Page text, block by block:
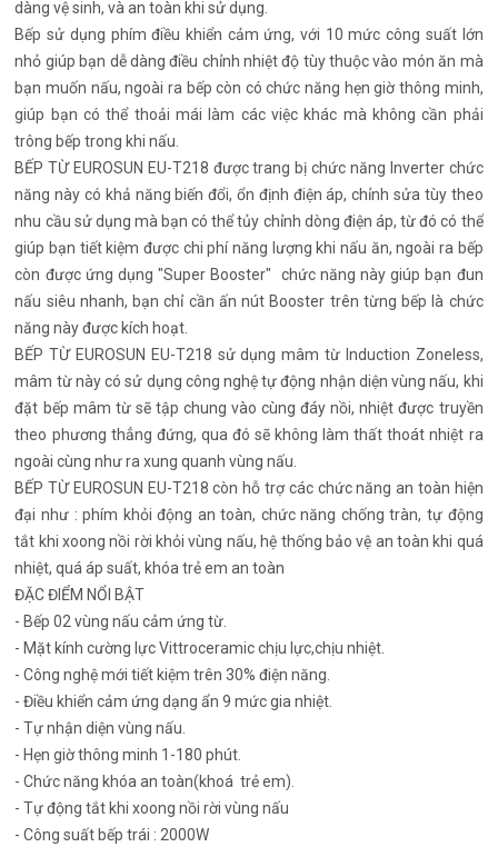
dàng vệ sinh, và an toàn khi sử dụng.
Bếp sử dụng phím điều khiển cảm ứng, với 10 mức công suất lớn
nhỏ giúp bạn dễ dàng điều chỉnh nhiệt độ tùy thuộc vào món ăn mà
bạn muốn nấu, ngoài ra bếp còn có chức năng hẹn giờ thông minh,
giúp bạn có thể thoải mái làm các việc khác mà không cần phải
trông bếp trong khi nấu.
BẾP TỪ EUROSUN EU-T218 được trang bị chức năng Inverter chức
năng này có khả năng biến đổi, ổn định điện áp, chỉnh sửa tùy theo
nhu cầu sử dụng mà bạn có thể tủy chỉnh dòng điện áp, từ đó có thể
giúp bạn tiết kiệm được chi phí năng lượng khi nấu ăn, ngoài ra bếp
còn được ứng dụng "Super Booster" chức năng này giúp bạn đun
nấu siêu nhanh, bạn chỉ cần ấn nút Booster trên từng bếp là chức
năng này được kích hoạt.
BẾP TỪ EUROSUN EU-T218 sử dụng mâm từ Induction Zoneless,
mâm từ này có sử dụng công nghệ tự động nhận diện vùng nấu, khi
đặt bếp mâm từ sẽ tập chung vào cùng đáy nồi, nhiệt được truyền
theo phương thẳng đứng, qua đó sẽ không làm thất thoát nhiệt ra
ngoài cùng như ra xung quanh vùng nấu.
BẾP TỪ EUROSUN EU-T218 còn hỗ trợ các chức năng an toàn hiện
đại như : phím khỏi động an toàn, chức năng chống tràn, tự động
tắt khi xoong nồi rời khỏi vùng nấu, hệ thống bảo vệ an toàn khi quá
nhiệt, quá áp suất, khóa trẻ em an toàn
ĐẶC ĐIỂM NỔI BẬT
- Bếp 02 vùng nấu cảm ứng từ.
- Mặt kính cường lực Vittroceramic chịu lực,chịu nhiệt.
- Công nghệ mới tiết kiệm trên 30% điện năng.
- Điều khiển cảm ứng dạng ẩn 9 mức gia nhiệt.
- Tự nhận diện vùng nấu.
- Hẹn giờ thông minh 1-180 phút.
- Chức năng khóa an toàn(khoá trẻ em).
- Tự động tắt khi xoong nồi rời vùng nấu
- Công suất bếp trái : 2000W